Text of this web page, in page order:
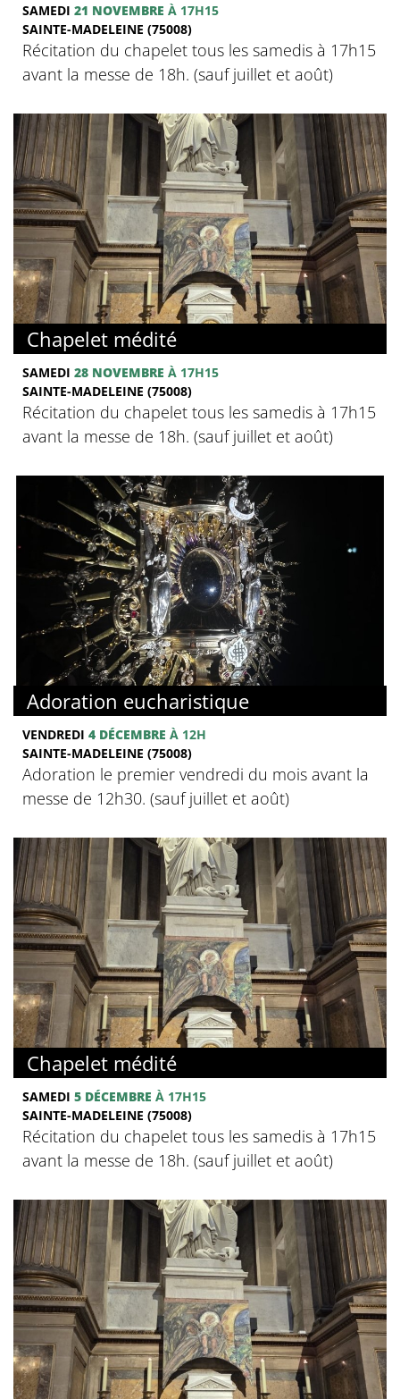
SAMEDI 21 NOVEMBRE À 17H15
SAINTE-MADELEINE (75008)
Récitation du chapelet tous les samedis à 17h15
avant la messe de 18h. (sauf juillet et août)
Chapelet médité
SAMEDI 28 NOVEMBRE À 17H15
SAINTE-MADELEINE (75008)
Récitation du chapelet tous les samedis à 17h15
avant la messe de 18h. (sauf juillet et août)
Adoration eucharistique
VENDREDI 4 DÉCEMBRE À 12H
SAINTE-MADELEINE (75008)
Adoration le premier vendredi du mois avant la
messe de 12h30. (sauf juillet et août)
Chapelet médité
SAMEDI 5 DÉCEMBRE À 17H15
SAINTE-MADELEINE (75008)
Récitation du chapelet tous les samedis à 17h15
avant la messe de 18h. (sauf juillet et août)